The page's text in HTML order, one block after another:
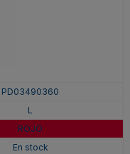
PD03490360
L
ROJO
En stock